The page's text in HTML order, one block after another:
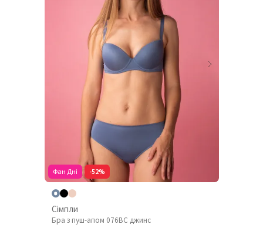
Фан Дні -52%
Сімпли
Бра з пуш-апом 076BC джинс